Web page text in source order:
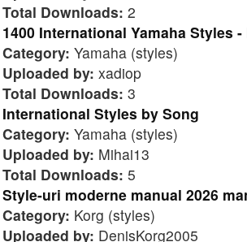
Total Downloads: 2
1400 International Yamaha Styles -
Category: Yamaha (styles)
Uploaded by: xadiop
Total Downloads: 3
International Styles by Song
Category: Yamaha (styles)
Uploaded by: Mihai13
Total Downloads: 5
Style-uri moderne manual 2026
Category: Korg (styles)
Uploaded by: DenisKorg2005